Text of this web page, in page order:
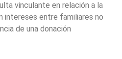
vinculante en relación a la
intereses entre familiares no
de una donación